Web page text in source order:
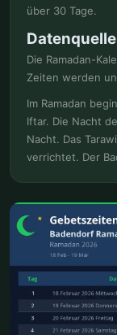
über 30 Tage.
Datenquelle
Die Ramadan-
Zeiten werden
Im Ramadan
Iftar. Die Nacht
Nacht. Das
verrichtet. Der